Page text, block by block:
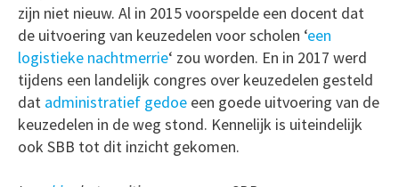
zijn niet nieuw. Al in 2015 voorspelde een docent dat
de uitvoering van keuzedelen voor scholen ‘een
logistieke nachtmerrie‘ zou worden. En in 2017 werd
tijdens een landelijk congres over keuzedelen gesteld
dat administratief gedoe een goede uitvoering van de
keuzedelen in de weg stond. Kennelijk is uiteindelijk
ook SBB tot dit inzicht gekomen.